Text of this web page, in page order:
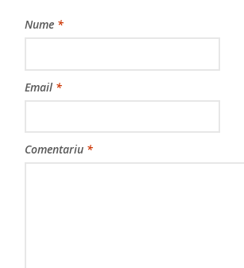
Nume *
Email *
Comentariu *